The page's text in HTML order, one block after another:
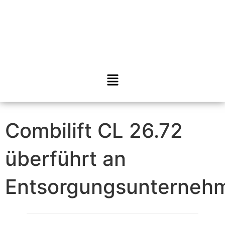
Combilift CL 26.72
überführt an